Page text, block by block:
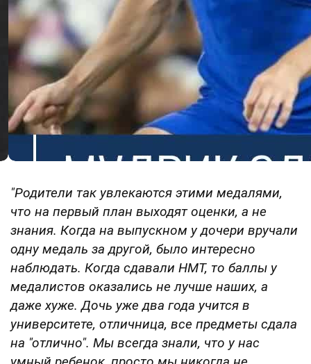
"Родители так увлекаются этими медалями,
что на первый план выходят оценки, а не
знания. Когда на выпускном у дочери вручали
одну медаль за другой, было интересно
наблюдать. Когда сдавали НМТ, то баллы у
медалистов оказались не лучше наших, а
даже хуже. Дочь уже два года учится в
университете, отличница, все предметы сдала
на "отлично". Мы всегда знали, что у нас